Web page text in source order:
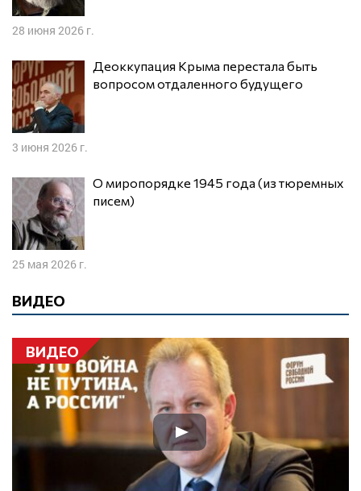
28 июня 2026 г.
Деоккупация Крыма перестала быть
вопросом отдаленного будущего
3 июня 2026 г.
О миропорядке 1945 года (из тюремных
писем)
25 мая 2026 г.
ВИДЕО
ВИДЕО